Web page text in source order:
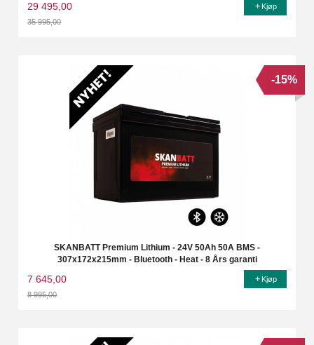
29 495,00
35 995,00
Kjøp
SKANBATT Premium Lithium - 24V 50Ah 50A BMS -
307x172x215mm - Bluetooth - Heat - 8 Års garanti
7 645,00
8 995,00
-15%
Kjøp